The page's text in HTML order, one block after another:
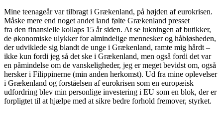
Mine teenageår var tilbragt i Grækenland, på højden af eurokrisen.
Måske mere end noget andet land følte Grækenland presset
fra den finansielle kollaps 15 år siden. At se lukningen af butikker,
de økonomiske ulykker for almindelige mennesker og håbløsheden,
der udviklede sig blandt de unge i Grækenland, ramte mig hårdt –
ikke kun fordi jeg så det ske i Grækenland, men også fordi det var
en påmindelse om de vanskeligheder, jeg er meget bevidst om, også
hersker i Filippinerne (min anden herkomst). Ud fra mine oplevelser
i Grækenland og forståelsen af eurokrisen som en europæisk
udfordring blev min personlige investering i EU som en blok, der er
forpligtet til at hjælpe med at sikre bedre forhold fremover, styrket.